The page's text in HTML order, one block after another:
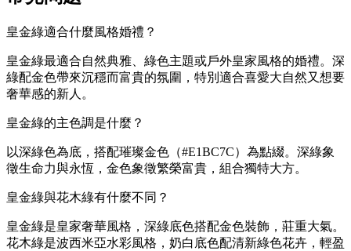
皇金綠適合什麼風格婚禮？
皇金綠最適合自然典雅、綠色主題或戶外皇家風格的婚禮。深
綠配金色帶來沉穩而富貴的氛圍，特別適合喜愛大自然又想要
奢華感的新人。
皇金綠的主色調是什麼？
以深綠色為底，搭配璀璨金色（#E1BC7C）為點綴。深綠象
徵生命力與永恆，金色象徵繁榮富貴，組合獨特大方。
皇金綠與花木綠有什麼不同？
皇金綠是皇家奢華風格，深綠底色搭配金色裝飾，莊重大氣。
花木綠是波西米亞水彩風格，奶白底色配清新綠色花卉，輕盈